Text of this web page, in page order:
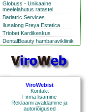
Globuss - Unikaalne
meelelahutus ratastel
Bariatric Services
Ilusalong Freya Estetica
Triobet Kardikeskus
DentalBeauty hambaravikliinik
ViroWebist
Kontakt
Firma lisamine
Reklaami avaldamine ja
autoriõigused